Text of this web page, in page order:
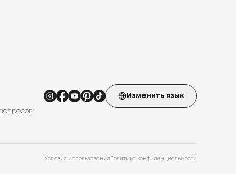
Изменить язык
Условия использования Политика конфиденциальности